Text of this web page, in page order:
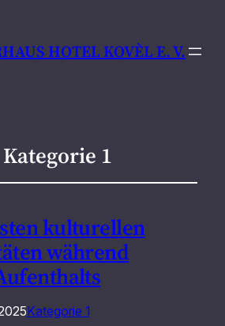
HOTEL KOVÈL E. V.
Kategorie 1
kulturellen
während
Kategorie 1